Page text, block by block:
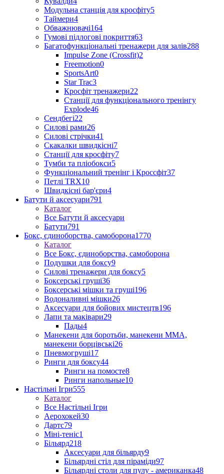
Модульна станція для кросфіту5
Таймери4
Обважнювачі164
Гумові підлогові покриття63
Багатофункціональні тренажери для залів288
Impulse Zone (Crossfit)2
Freemotion0
SportsArt0
Star Trac3
Кросфіт тренажери22
Станції для функціонального тренінгу
Explode46
Сендбегі22
Силові рами26
Силові стрічки41
Скакалки швидкісні7
Станції для кросфіту7
Тумби та пліобокси5
Функціональний тренінг і Кроссфіт37
Петлі TRX10
Швидкісні бар'єри4
Батути й аксесуари791
Каталог
Все Батути й аксесуари
Батути791
Бокс, єдиноборства, самоборона1770
Каталог
Все Бокс, єдиноборства, самоборона
Подушки для боксу9
Силові тренажери для боксу5
Боксерські груші36
Боксерські мішки та груші196
Водоналивні мішки26
Аксесуари для бойових мистецтв196
Лапи та маківари29
Пады4
Манекени для боротьби, манекени ММА,
манекени борцівські26
Пневмогруші17
Ринги для боксу44
Ринги на помосте8
Ринги напольные10
Настільні Ігри555
Каталог
Все Настільні Ігри
Аерохокей30
Дартс79
Міні-теніс1
Більярд218
Аксесуари для більярду9
Більярдні стіл для піраміди97
Більярдні столи для пулу - американка48